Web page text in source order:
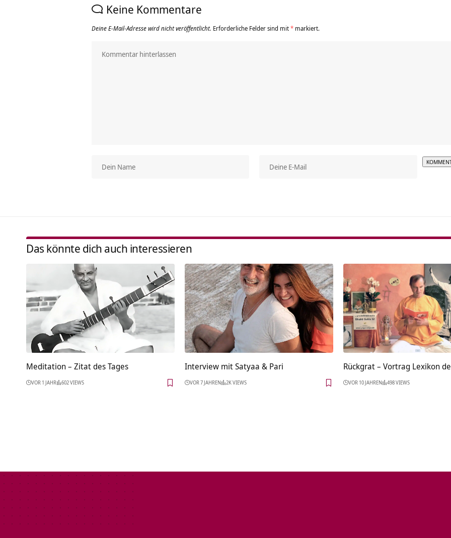
Keine Kommentare
Deine E-Mail-Adresse wird nicht veröffentlicht. Erforderliche Felder sind mit* markiert.
Das könnte dich auch interessieren
Meditation – Zitat des Tages
VOR 1 JAHR 602 VIEWS
Interview mit Satyaa & Pari
VOR 7 JAHREN 2K VIEWS
Rückgrat – Vortrag Lexikon
VOR 10 JAHREN 498 VIEWS